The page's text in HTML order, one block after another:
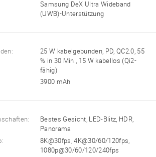
Samsung DeX Ultra Wideband
(UWB)-Unterstützung
25 W kabelgebunden, PD, QC2.0, 55
% in 30 Min., 15 W kabellos (Qi2-
fähig)
3900 mAh
Bestes Gesicht, LED-Blitz, HDR,
Panorama
8K@30fps, 4K@30/60/120fps,
1080p@30/60/120/240fps